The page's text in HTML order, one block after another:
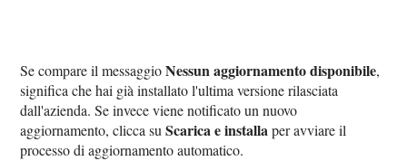
Se compare il messaggioNessun aggiornamento disponibile,
significa che hai già installato l'ultima versione rilasciata
dall'azienda. Se invece viene notificato un nuovo
aggiornamento, clicca suScarica e installaper avviare il
processo di aggiornamento automatico.